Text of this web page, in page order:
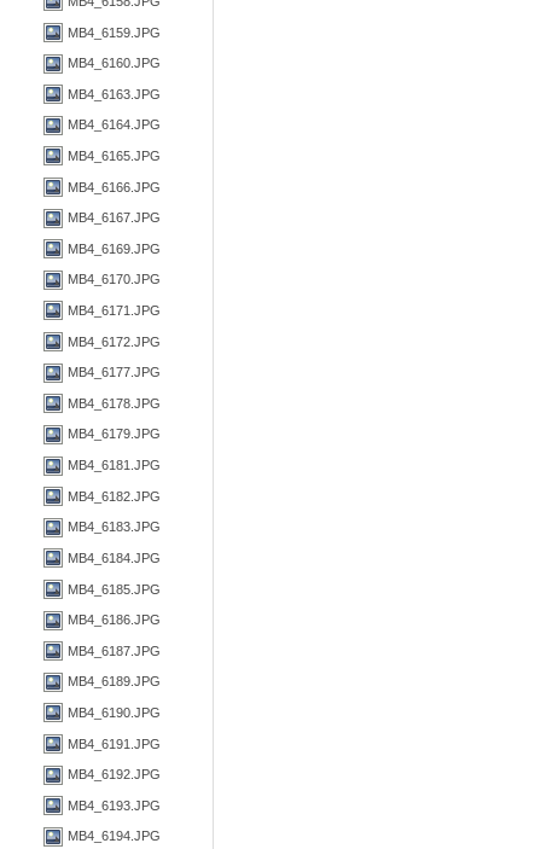
MB4_6159.JPG
MB4_6160.JPG
MB4_6163.JPG
MB4_6164.JPG
MB4_6165.JPG
MB4_6166.JPG
MB4_6167.JPG
MB4_6169.JPG
MB4_6170.JPG
MB4_6171.JPG
MB4_6172.JPG
MB4_6177.JPG
MB4_6178.JPG
MB4_6179.JPG
MB4_6181.JPG
MB4_6182.JPG
MB4_6183.JPG
MB4_6184.JPG
MB4_6185.JPG
MB4_6186.JPG
MB4_6187.JPG
MB4_6189.JPG
MB4_6190.JPG
MB4_6191.JPG
MB4_6192.JPG
MB4_6193.JPG
MB4_6194.JPG